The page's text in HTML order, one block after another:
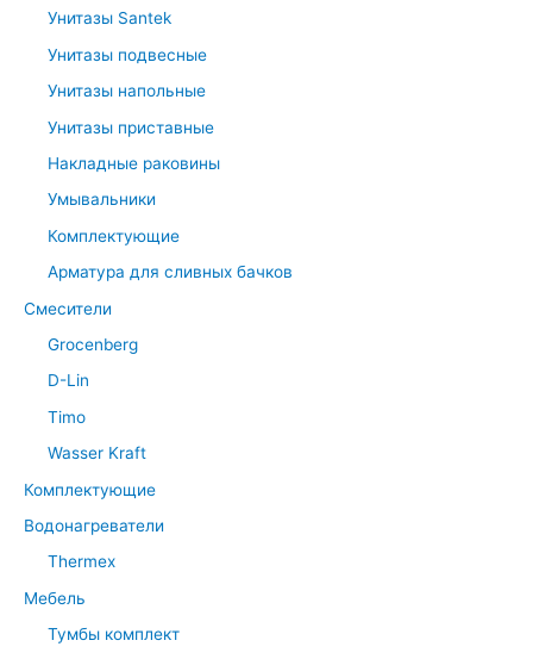
Унитазы Santek
Унитазы подвесные
Унитазы напольные
Унитазы приставные
Накладные раковины
Умывальники
Комплектующие
Арматура для сливных бачков
Смесители
Grocenberg
D-Lin
Timo
Wasser Kraft
Комплектующие
Водонагреватели
Thermex
Мебель
Тумбы комплект